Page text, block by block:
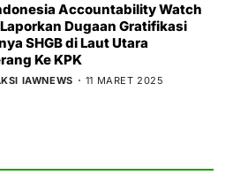
Accountability Watch
Dugaan Gratifikasi
SHGB di Laut Utara
Ke KPK
IAWNEWS 11 MARET 2025